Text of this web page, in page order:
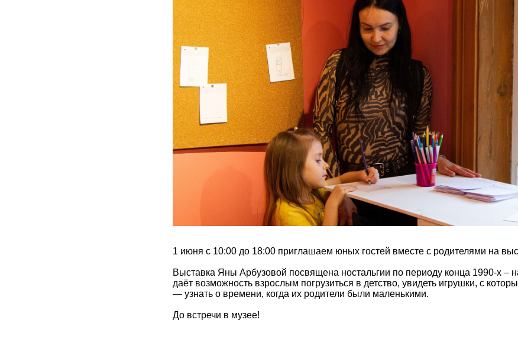
1 июня с 10:00 до 18:00 приглашаем юных гостей вместе с родителями на
Выставка Яны Арбузовой посвящена ностальгии по периоду конца 1990-х –
даёт возможность взрослым погрузиться в детство, увидеть игрушки, с
— узнать о времени, когда их родители были маленькими.
До встречи в музее!